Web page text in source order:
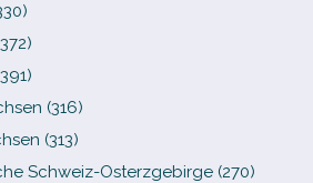
(316)
(313)
Schweiz-​Osterzgebirge (270)